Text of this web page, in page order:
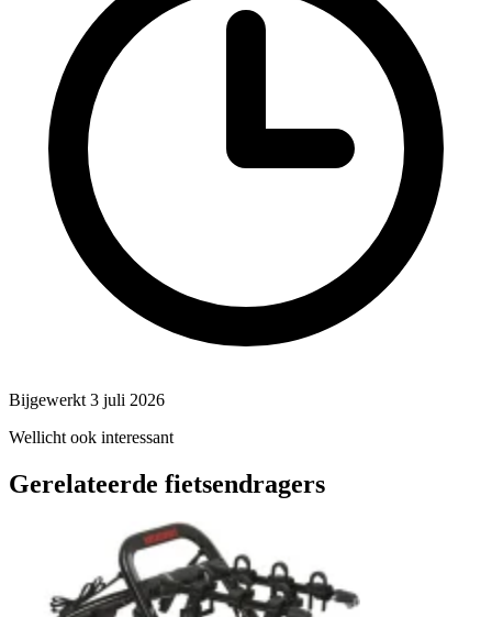
Bijgewerkt 3 juli 2026
Wellicht ook interessant
Gerelateerde fietsendragers